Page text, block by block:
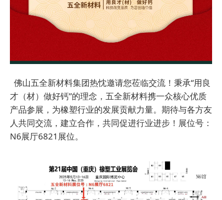
佛山五全新材料集团热忱邀请您莅临交流！秉承“用良
才（材）做好钙”的理念，五全新材料携一众核心优质
产品参展，为橡塑行业的发展贡献力量。期待与各方友
人共同交流，建立合作，共同促进行业进步！展位号：
N6展厅6821展位。